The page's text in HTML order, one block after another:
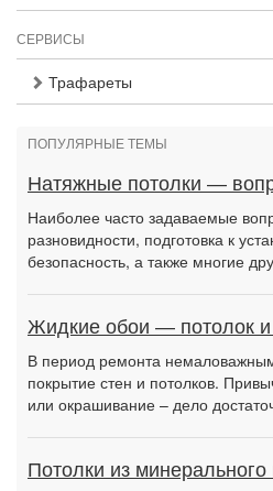
СЕРВИСЫ
Трафареты
ПОПУЛЯРНЫЕ ТЕМЫ
Натяжные потолки —
Наиболее часто задаваемые
разновидности, подготовка к
безопасность, а также многие
Жидкие обои — потолок и
В период ремонта
покрытие стен и потолков.
или окрашивание – дело
Потолки из минерального